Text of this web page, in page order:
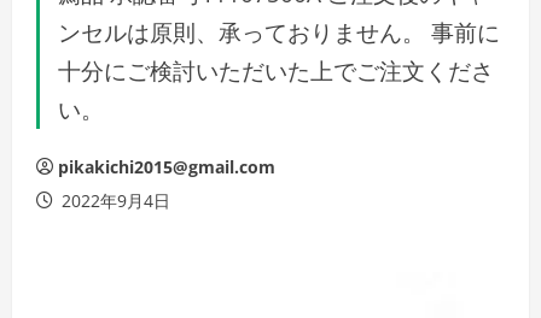
ンセルは原則、承っておりません。 事前に
十分にご検討いただいた上でご注文くださ
い。
pikakichi2015@gmail.com
2022年9月4日